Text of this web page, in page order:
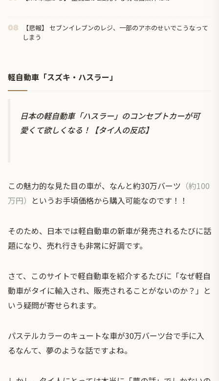
08
【悲報】 セブンイレブンのレジ、一部のアホのせいでこうなって
しまう
軽自動車「スズキ・ハスラー」
日本の軽自動車「ハスラー」のコンセプトカーが可
愛くて欲しくなる！【タイ人の反応】
この魅力的な見た目の車が、なんと約30万バーツ （約100
万円） というお手頃価格から購入可能なのです！！
そのため、日本では軽自動車の新車が発売されるたびに話
題になり、売れ行きも非常に好調です。
さて、このサイトで軽自動車を紹介するたびに「なぜ軽自
動車がタイに輸入され、販売されることがないのか？」と
いう疑問が寄せられます。
パステルカラーのキュートな車が30万バーツ台で手に入
るなんて、夢のような話ですよね。